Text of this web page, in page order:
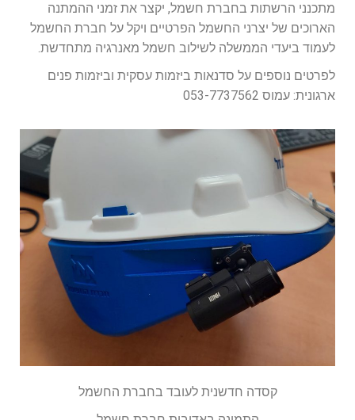
מתכנני הרשתות בחברת חשמל, יקצר את זמני ההמתנה
הארוכים של יצרני החשמל הפרטיים ויקל על חברת החשמל
לעמוד ביעדי הממשלה לשילוב חשמל מאנרגיה מתחדשת.
לפרטים נוספים על סדנאות ביזמות עסקית וביזמות פנים
ארגונית: עמוס 053-7737562
קסדה חדשנית לעובד בחברת החשמל